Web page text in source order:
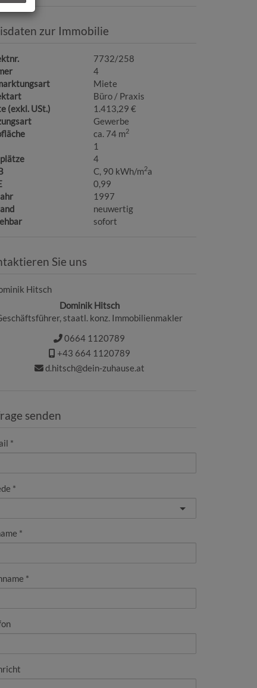
zur Immobilie
7732/258
4
Miete
Büro / Praxis
(exkl. USt.)
1.413,29 €
Gewerbe
ca. 74 m2
1
4
C, 90 kWh/m2a
0,99
1997
neuwertig
sofort
Sie uns
Dominik Hitsch
staatl. konz. Immobilienmakler
0664 1120789
+43 664 1120789
d.hitsch@dein-zuhause.at
senden